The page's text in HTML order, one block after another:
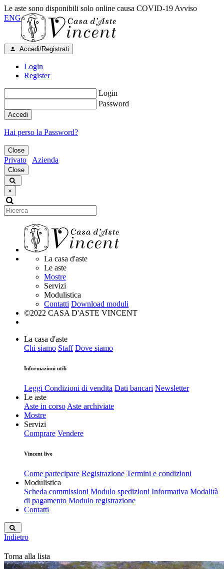
Le aste sono disponibili solo online causa COVID-19 Avviso
ENG
Accedi/Registrati
Login
Register
Login
Password
Accedi
Hai perso la Password?
Close
Privato Azienda
Close
×
La casa d'aste
Le aste
Mostre
Servizi
Modulistica
Contatti Download moduli
©2022 CASA D'ASTE VINCENT
La casa d'aste
Chi siamo Staff Dove siamo
Informazioni utili
Leggi Condizioni di vendita Dati bancari Newsletter
Le aste
Aste in corso Aste archiviate
Mostre
Servizi
Comprare Vendere
Vincent live
Come partecipare Registrazione Termini e condizioni
Modulistica
Scheda commissioni Modulo spedizioni Informativa Modalità
di pagamento Modulo registrazione
Contatti
Indietro
Torna alla lista